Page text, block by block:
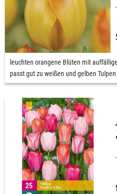
leuchten orangene Blüten mit
passt gut zu weißen und gelben Tulpen